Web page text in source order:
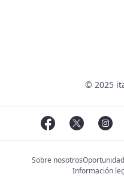
© 2025
Sobre nosotros
Información